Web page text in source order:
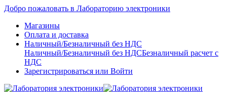
Добро пожаловать в Лабораторию электроники
Магазины
Оплата и доставка
Наличный/Безналичный без НДС
Наличный/Безналичный без НДСБезналичный расчет с
НДС
Зарегистрироваться или Войти